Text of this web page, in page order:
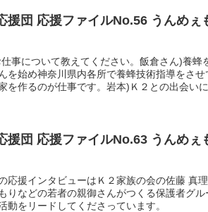
援団 応援ファイルNo.56 うんめぇ
事について教えてください。飯倉さん)養蜂
を始め神奈川県内各所で養蜂技術指導をさ
を作るのが仕事です。岩本)Ｋ２との出会いに
援団 応援ファイルNo.63 うんめぇ
応援インタビューはＫ２家族の会の佐藤 真
りなどの若者の親御さんがつくる保護者グ
動をリードしてくださっています。